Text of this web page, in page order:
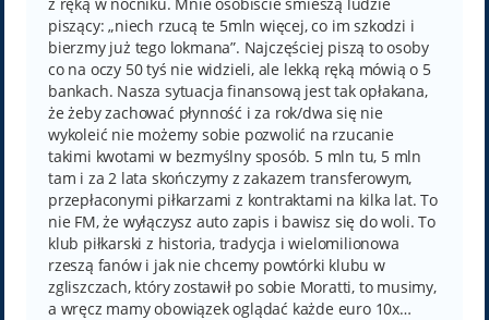
piszący: „niech rzucą te 5mln więcej, co im szkodzi i
bierzmy już tego lokmana”. Najczęściej piszą to osoby
co na oczy 50 tyś nie widzieli, ale lekką ręką mówią o 5
bankach. Nasza sytuacja finansową jest tak opłakana,
że żeby zachować płynność i za rok/dwa się nie
wykoleić nie możemy sobie pozwolić na rzucanie
takimi kwotami w bezmyślny sposób. 5 mln tu, 5 mln
tam i za 2 lata skończymy z zakazem transferowym,
przepłaconymi piłkarzami z kontraktami na kilka lat. To
nie FM, że wyłączysz auto zapis i bawisz się do woli. To
klub piłkarski z historia, tradycja i wielomilionowa
rzeszą fanów i jak nie chcemy powtórki klubu w
zgliszczach, który zostawił po sobie Moratti, to musimy,
a wręcz mamy obowiązek oglądać każde euro 10x…